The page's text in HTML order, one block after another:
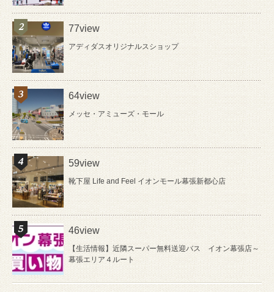
77view
アディダスオリジナルスショップ
64view
メッセ・アミューズ・モール
59view
靴下屋 Life and Feel イオンモール幕張新都心店
46view
【生活情報】近隣スーパー無料送迎バス イオン幕張店～
幕張エリア４ルート